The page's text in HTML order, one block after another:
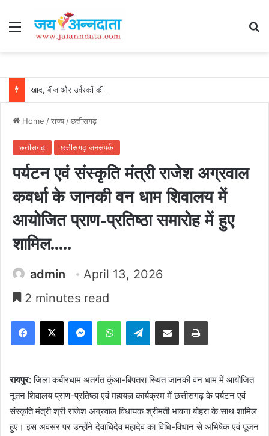
Menu
Home /राज्य/छत्तीसगढ़
छत्तीसगढ़ छत्तीसगढ़ जनसंपर्क
पर्यटन एवं संस्कृति मंत्री राजेश अग्रवाल
कवर्धा के जानकी वन धाम शिवालय में
आयोजित प्राण-प्रतिष्ठा समारोह में हुए
शामिल…..
admin
April 13, 2026
2 minutes read
Facebook
X MessengerWhatsAppTelegramShare via Email Print
रायपुर:जिला कबीरधाम अंतर्गत कुंआ-बिपतरा स्थित जानकी वन धाम में आयोजित
नूतन शिवालय प्राण-प्रतिष्ठा एवं महायज्ञ कार्यक्रम में छत्तीसगढ़ के पर्यटन एवं
संस्कृति मंत्री श्री राजेश अग्रवाल विधायक श्रीमती भावना बोहरा के साथ शामिल
हुए। इस अवसर पर उन्होंने देवाधिदेव महादेव का विधि-विधान से अभिषेक एवं पूजन